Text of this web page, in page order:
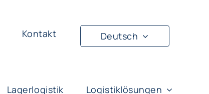
Kontakt Deutsch
Lagerlogistik Logistiklösungen